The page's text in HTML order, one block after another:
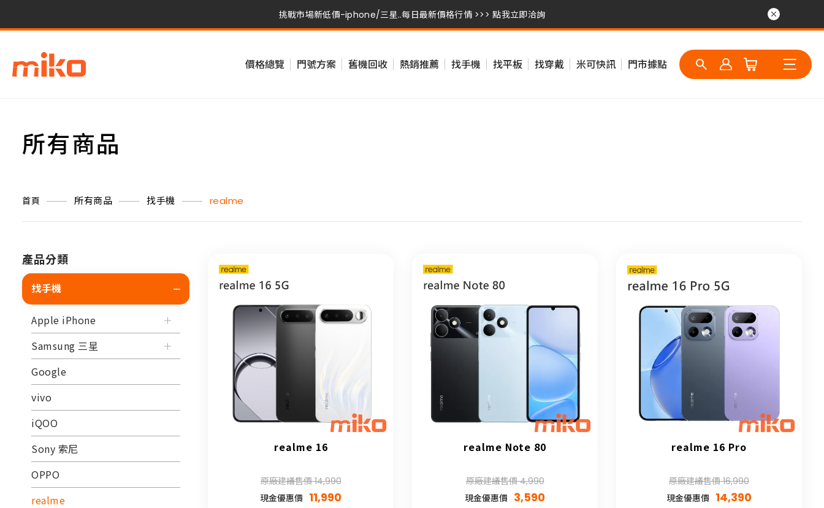
挑戰市場新低價-iphone/三星..每日最新價格行情 >>> 點我立即洽詢
挑戰市場新低價-iphone/三星..每日最新價格行情 >>> 點我立即洽詢
價格總覽 門號方案 舊機回收 熱銷推薦 找手機 找平板 找穿戴 米可快訊 門市據點
所有商品
首頁 所有商品 找手機 realme
產品分類
找手機
Apple iPhone
Samsung 三星
Google
vivo
iQOO
Sony 索尼
OPPO
realme
realme 16
原廠建議售價 14,990
現金優惠價 11,990
realme Note 80
原廠建議售價 4,990
現金優惠價 3,590
realme 16 Pro
原廠建議售價 16,990
現金優惠價 14,390